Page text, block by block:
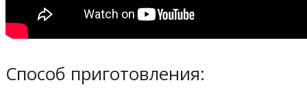
Способ приготовления: